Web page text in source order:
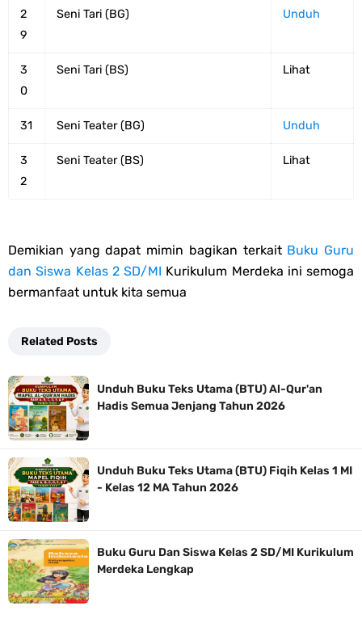
2
9
Seni Tari (BG) Unduh
3
0
Seni Tari (BS) Lihat
31 Seni Teater (BG) Unduh
3
2
Seni Teater (BS) Lihat
Demikian yang dapat mimin bagikan terkait Buku Guru
dan Siswa Kelas 2 SD/MI Kurikulum Merdeka ini semoga
bermanfaat untuk kita semua
Related Posts
Unduh Buku Teks Utama (BTU) Al-Qur'an
Hadis Semua Jenjang Tahun 2026
Unduh Buku Teks Utama (BTU) Fiqih Kelas 1 MI
- Kelas 12 MA Tahun 2026
Buku Guru Dan Siswa Kelas 2 SD/MI Kurikulum
Merdeka Lengkap